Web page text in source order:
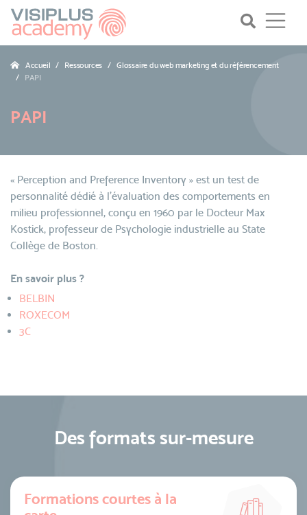
Accueil Ressources
Glossaire du web marketing et du référencement
PAPI
PAPI
« Perception and Preference Inventory » est un test de
personnalité dédié à l’évaluation des comportements en
milieu professionnel, conçu en 1960 par le Docteur Max
Kostick, professeur de Psychologie industrielle au State
Collège de Boston.
En savoir plus ?
BELBIN
ROXECOM
3C
Des formats sur-mesure
Formations courtes à la